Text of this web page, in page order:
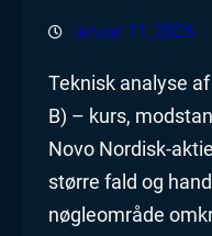
januar 11, 2026
Teknisk analyse
B) – kurs,
Novo Nordisk-
større fald og
nøgleområde